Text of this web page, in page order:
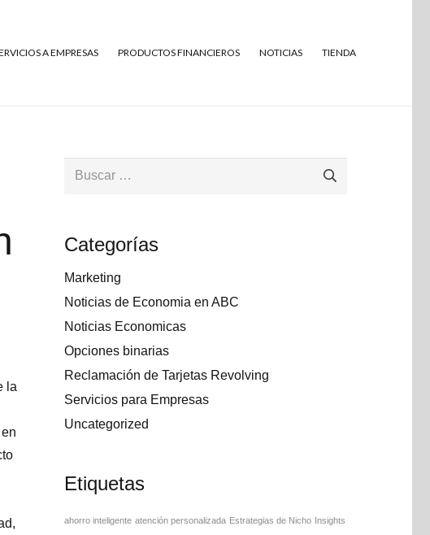
A EMPRESAS PRODUCTOS FINANCIEROS NOTICIAS TIENDA
la
Buscar:
Categorías
Marketing
Noticias de Economia en ABC
Noticias Economicas
Opciones binarias
Reclamación de Tarjetas Revolving
Servicios para Empresas
Uncategorized
Etiquetas
ahorro inteligente atención personalizada Estrategias de Nicho Insights